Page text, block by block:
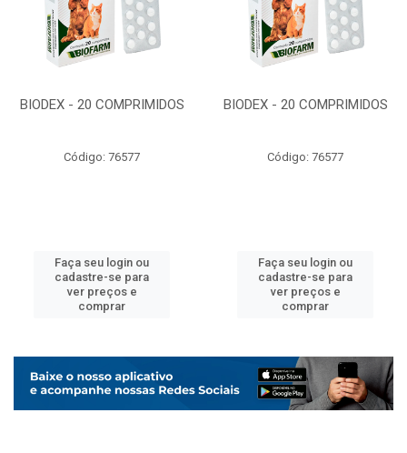
BIODEX - 20 COMPRIMIDOS
Código: 76577
Faça seu login ou
cadastre-se para
ver preços e
comprar
BIODEX - 20 COMPRIMIDOS
Código: 76577
Faça seu login ou
cadastre-se para
ver preços e
comprar